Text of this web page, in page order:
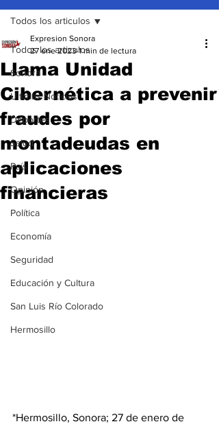
Todos los articulos
Sonora
Ultimas Noticias
Deportes
Salud
País
Opinión
Política
Economía
Seguridad
Educación y Cultura
San Luis Río Colorado
Hermosillo
Todos los articulos
Llama Unidad
Cibernética a prevenir
fraudes por
montadeudas en
aplicaciones
financieras
Expresion Sonora
27 ene 2023 1 min de lectura
*Hermosillo, Sonora; 27 de enero de